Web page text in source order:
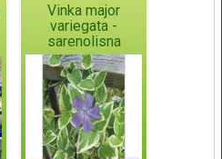
Vinka major
variegata -
sarenolisna